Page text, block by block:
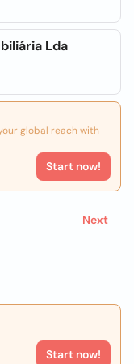
Start now!
Lda
global reach with
Start now!
Next